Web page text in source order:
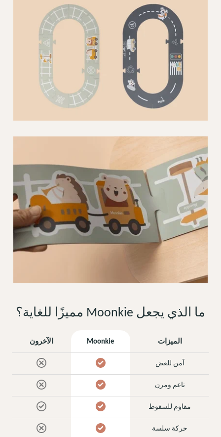
ما الذي يجعل Moonkie مميزًا للغاية؟
الميزات Moonkie الآخرون
آمن للعض
ناعم ومرن
مقاوم للسقوط
حركة سلسة